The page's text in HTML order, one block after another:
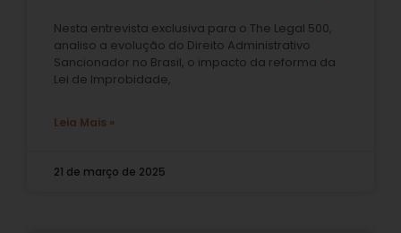
Nesta entrevista exclusiva para o The Legal 500,
analiso a evolução do Direito Administrativo
Sancionador no Brasil, o impacto da reforma da
Lei de Improbidade,
Leia Mais »
21 de março de 2025